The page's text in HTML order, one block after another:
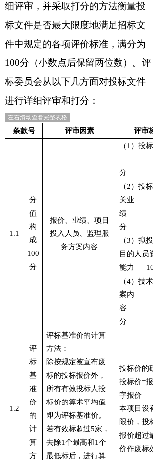
细评审，并采取打分的方法衡量投
标文件是否最大限度地满足招标文
件中规定的各项评价标准，满分为
100分（小数点后保留两位数）。评
标委员会从以下几方面对投标文件
进行详细评审和打分：
左右滑动查看完整表格
条款号 评审因素 评审标
1.1
分
值
构
成
100
分
报价、业绩、项目
投入人员、 监理服
务方案内容
（1 ）投标
分
（2）投标
关业
绩
分
（3）拟投
目的人员资
能力 10
（4）技术
案内
容
分
1.2
评
标
基
准
价
的
计
算
方
评标基准价的计算
方法：
除按规定被宣布废
标的投标报价外，
所有有效投标人投
标价的算术平均值
即为评标基准价。
若有效标超过5家，
去除1个最高和1个
最低标后，进行算
投标价的确
投标价=报
字报价
本项目设有
限价，投标
报价超过最
价作废标处